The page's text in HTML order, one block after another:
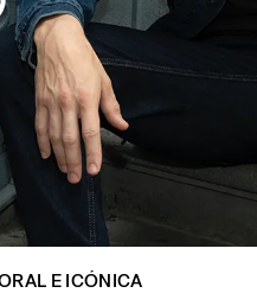
E ICÓNICA